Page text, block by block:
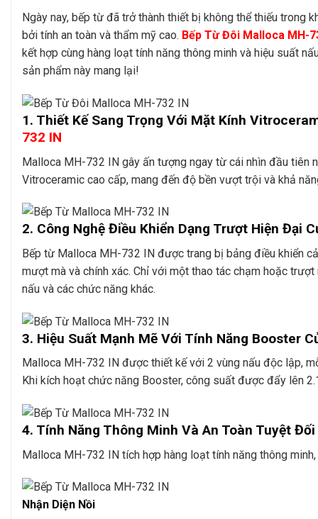
Ngày nay, bếp từ đã trở thành thiết bị không thể thiếu trong
bởi tính an toàn và thẩm mỹ cao. Bếp Từ Đôi Malloca MH-
kết hợp cùng hàng loạt tính năng thông minh và hiệu suất
sản phẩm này mang lại!
1. Thiết Kế Sang Trọng Với Mặt Kính
732 IN
Malloca MH-732 IN gây ấn tượng ngay từ cái nhìn đầu tiên
Vitroceramic cao cấp, mang đến độ bền vượt trội và khả
2. Công Nghệ Điều Khiển Dạng Trượt Hiện Đại
Bếp từ Malloca MH-732 IN được trang bị bảng điều khiển
mượt mà và chính xác. Chỉ với một thao tác chạm hoặc
nấu và các chức năng khác.
3. Hiệu Suất Mạnh Mẽ Với Tính Năng Booster
Malloca MH-732 IN được thiết kế với 2 vùng nấu độc lập,
Khi kích hoạt chức năng Booster, công suất được đẩy lên
4. Tính Năng Thông Minh Và An Toàn Tuyệt Đối
Malloca MH-732 IN tích hợp hàng loạt tính năng thông
Nhận Diện Nồi